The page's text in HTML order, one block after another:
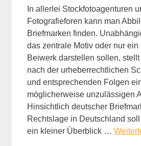
In allerlei Stockfotoagenturen
Fotografieforen kann man
Briefmarken finden.
das zentrale Motiv oder nur ein
Beiwerk darstellen sollen,
nach der urheberrechtlichen
und entsprechenden Folgen
möglicherweise unzulässigen
Hinsichtlich deutscher
Rechtslage in Deutschland
ein kleiner Überblick …